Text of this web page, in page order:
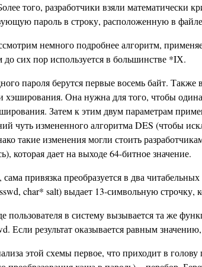
того, разработчики взяли математически
пароль в строку, расположенную в
немного подробнее алгоритм,
до сих пор используется в большинстве *IХ.
пароля берутся первые восемь байт. Также
хэширования. Она нужна для того, чтобы
Затем к этим двум параметрам
чуть измененного алгоритма DES (чтобы
такие изменения могли стоить
которая дает на выходе 64-битное значение.
сама привязка преобразуется в два
char* salt) выдает 13-символьную строчку,
пользователя в систему вызывается та же
Если результат оказывается равным
этой схемы первое, что приходит в